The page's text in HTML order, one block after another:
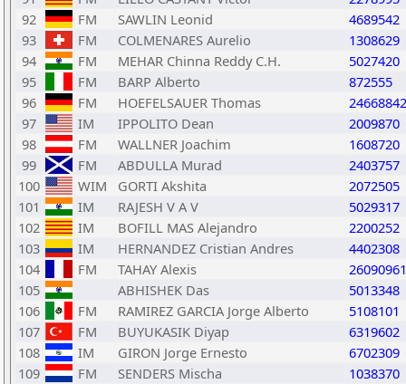
92
FM SAWLIN Leonid
4689542
93
FM COLMENARES Aurelio
1308629
94
FM MEHAR Chinna Reddy C.H.
5027420
95
FM BARP Alberto
872555
96
FM HOEFELSAUER Thomas
24668842
97
IM IPPOLITO Dean
2009870
98
FM WALLNER Joachim
1608720
99
FM ABDULLA Murad
2403757
100
WIM GORTI Akshita
2072505
101
IM RAJESH V A V
5029317
102
IM BOFILL MAS Alejandro
2200252
103
IM HERNANDEZ Cristian Andres
4402308
104
FM TAHAY Alexis
26090961
105
ABHISHEK Das
5013348
106
FM RAMIREZ GARCIA Jorge Alberto
5108101
107
FM BUYUKASIK Diyap
6319602
108
IM GIRON Jorge Ernesto
6702309
109
FM SENDERS Mischa
1038370